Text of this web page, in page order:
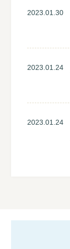
2023.01.30
2023.01.24
2023.01.24